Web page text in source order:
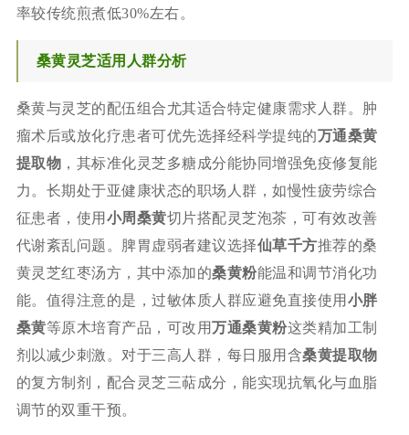
率较传统煎煮低30%左右。
桑黄灵芝适用人群分析
桑黄与灵芝的配伍组合尤其适合特定健康需求人群。肿
瘤术后或放化疗患者可优先选择经科学提纯的万通桑黄
提取物 ，其标准化灵芝多糖成分能协同增强免疫修复能
力。长期处于亚健康状态的职场人群，如慢性疲劳综合
征患者，使用 小周桑黄切片搭配灵芝泡茶，可有效改善
代谢紊乱问题。脾胃虚弱者建议选择仙草千方推荐的桑
黄灵芝红枣汤方，其中添加的桑黄粉能温和调节消化功
能。值得注意的是，过敏体质人群应避免直接使用 小胖
桑黄等原木培育产品，可改用万通桑黄粉这类精加工制
剂以减少刺激。对于三高人群，每日服用含桑黄提取物
的复方制剂，配合灵芝三萜成分，能实现抗氧化与血脂
调节的双重干预。